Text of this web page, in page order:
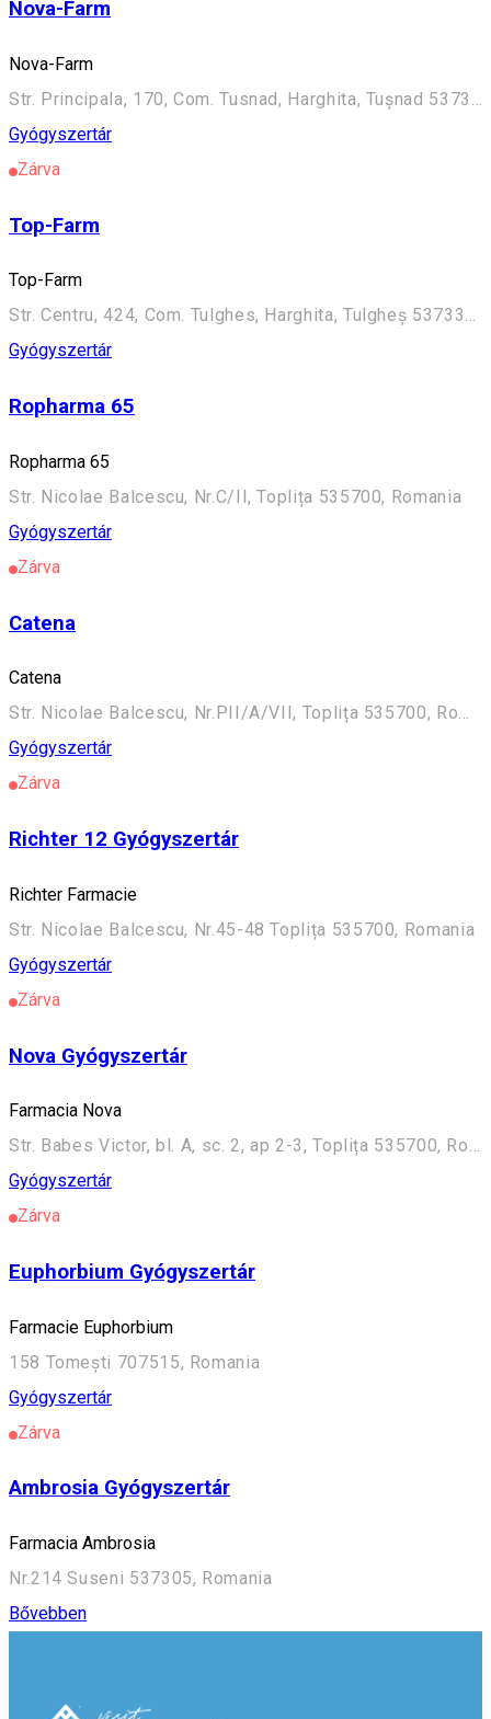
Nova-Farm
Nova-Farm
Str. Principala, 170, Com. Tusnad, Harghita, Tușnad 537335, Romania
Gyógyszertár
Zárva
Top-Farm
Top-Farm
Str. Centru, 424, Com. Tulghes, Harghita, Tulgheș 537330, Romania
Gyógyszertár
Ropharma 65
Ropharma 65
Str. Nicolae Balcescu, Nr.C/II, Toplița 535700, Romania
Gyógyszertár
Zárva
Catena
Catena
Str. Nicolae Balcescu, Nr.PII/A/VII, Toplița 535700, Romania
Gyógyszertár
Zárva
Richter 12 Gyógyszertár
Richter Farmacie
Str. Nicolae Balcescu, Nr.45-48 Toplița 535700, Romania
Gyógyszertár
Zárva
Nova Gyógyszertár
Farmacia Nova
Str. Babes Victor, bl. A, sc. 2, ap 2-3, Toplița 535700, Romania
Gyógyszertár
Zárva
Euphorbium Gyógyszertár
Farmacie Euphorbium
158 Tomești 707515, Romania
Gyógyszertár
Zárva
Ambrosia Gyógyszertár
Farmacia Ambrosia
Nr.214 Suseni 537305, Romania
Bővebben